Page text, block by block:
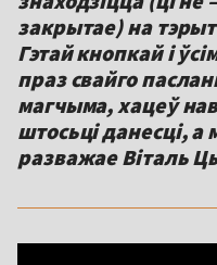
закрытае) на
Гэтай кнопкай і
праз свайго
магчыма, хацеў
штосьці данесці, а
разважае Віталь